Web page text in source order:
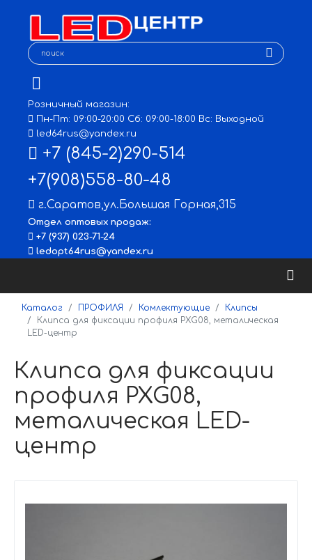
Розничный магазин:
Пн-Пт: 09:00-20:00 Сб: 09:00-18:00 Вс: Выходной
led64rus@yandex.ru
+7 (845-2)290-514
+7(908)558-80-48
г.Саратов,ул.Большая Горная,315
Отдел оптовых продаж:
+7 (937) 023-71-24
ledopt64rus@yandex.ru
Каталог ПРОФИЛЯ Комлектующие
Клипсы
Клипса для фиксации профиля PXG08, металическая
LED-центр
Клипса для фиксации
профиля PXG08,
металическая LED-
центр